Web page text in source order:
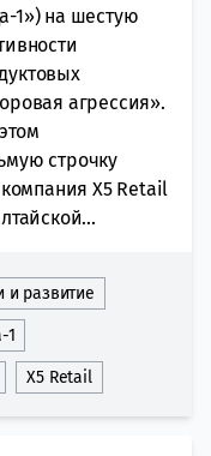
1») на шестую
агрессия».
строчку
Х5 Retail
и развитие
1
Х5 Rеtаil